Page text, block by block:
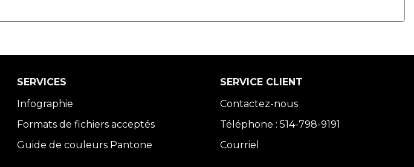
SERVICES
Infographie
Formats de fichiers acceptés
Guide de couleurs Pantone
SERVICE CLIENT
Contactez-nous
Téléphone : 514-798-9191
Courriel